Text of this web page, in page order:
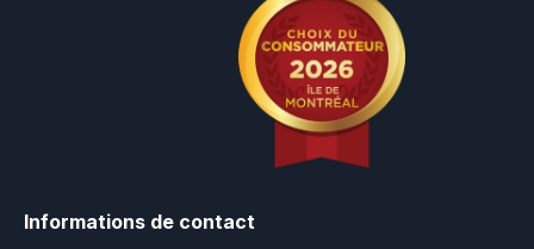
Informations de contact